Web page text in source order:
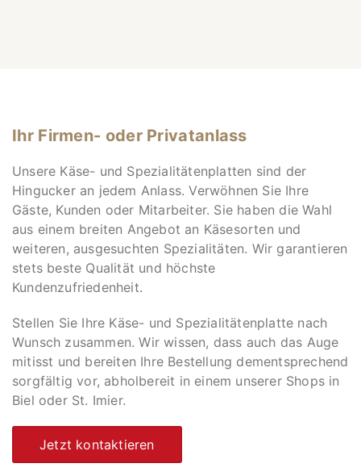
Optionen
auf
der
Produktseite
gewählt
werden
Ihr Firmen- oder Privatanlass
Unsere Käse- und Spezialitätenplatten sind der
Hingucker an jedem Anlass. Verwöhnen Sie Ihre
Gäste, Kunden oder Mitarbeiter. Sie haben die Wahl
aus einem breiten Angebot an Käsesorten und
weiteren, ausgesuchten Spezialitäten. Wir garantieren
stets beste Qualität und höchste
Kundenzufriedenheit.
Stellen Sie Ihre Käse- und Spezialitätenplatte nach
Wunsch zusammen. Wir wissen, dass auch das Auge
mitisst und bereiten Ihre Bestellung dementsprechend
sorgfältig vor, abholbereit in einem unserer Shops in
Biel oder St. Imier.
Jetzt kontaktieren